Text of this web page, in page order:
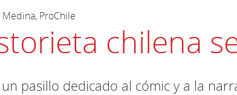
ProChile
chilena
pasillo dedicado al cómic y a la